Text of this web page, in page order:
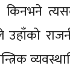
किनभने
उहाँको